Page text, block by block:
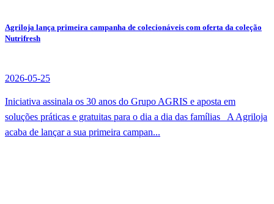
Agriloja lança primeira campanha de colecionáveis com oferta da coleção
Nutrifresh
2026-05-25
Iniciativa assinala os 30 anos do Grupo AGRIS e aposta em
soluções práticas e gratuitas para o dia a dia das famílias A Agriloja
acaba de lançar a sua primeira campan...